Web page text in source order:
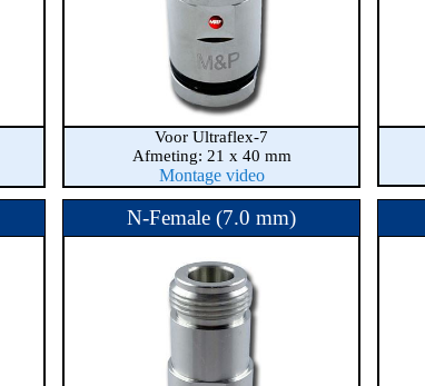
Voor Ultraflex-7
Afmeting: 21 x 40 mm
Montage video
N-Female (7.0 mm)